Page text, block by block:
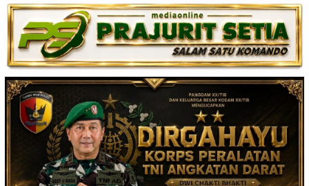
Loncat
ke
konten